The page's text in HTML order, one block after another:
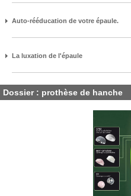
Auto-rééducation de votre épaule.
La luxation de l'épaule
Dossier : prothèse de hanche